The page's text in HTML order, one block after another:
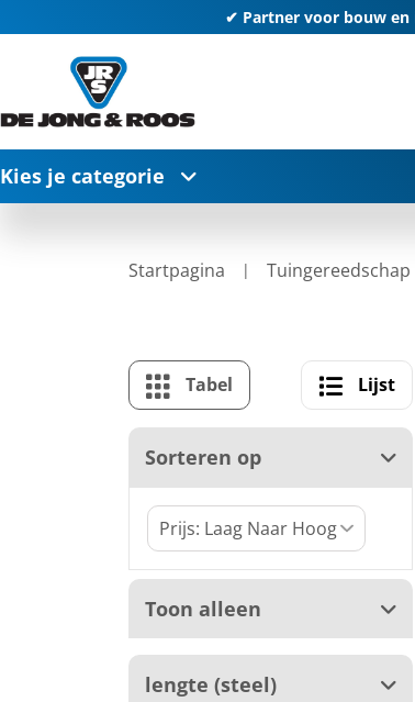
✔ Partner voor bouw en
Kies je categorie
Startpagina Tuingereedschap
Tabel Lijst
Sorteren op
Toon alleen
lengte (steel)